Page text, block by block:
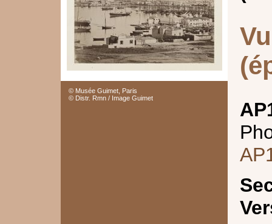
© Musée Guimet, Paris
© Distr. Rmn / Image Guimet